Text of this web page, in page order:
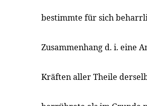
bestimmte für sich
Zusammenhang d. i. eine
Kräften aller Theile